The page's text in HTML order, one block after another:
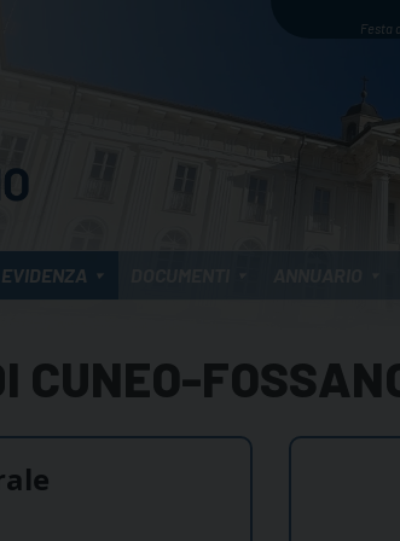
Festa
CUNEO-